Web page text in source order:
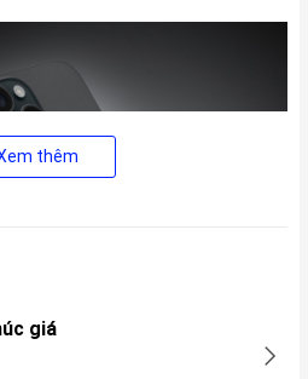
màu sắc bao gồm hồng, vàng,
thêm
giá